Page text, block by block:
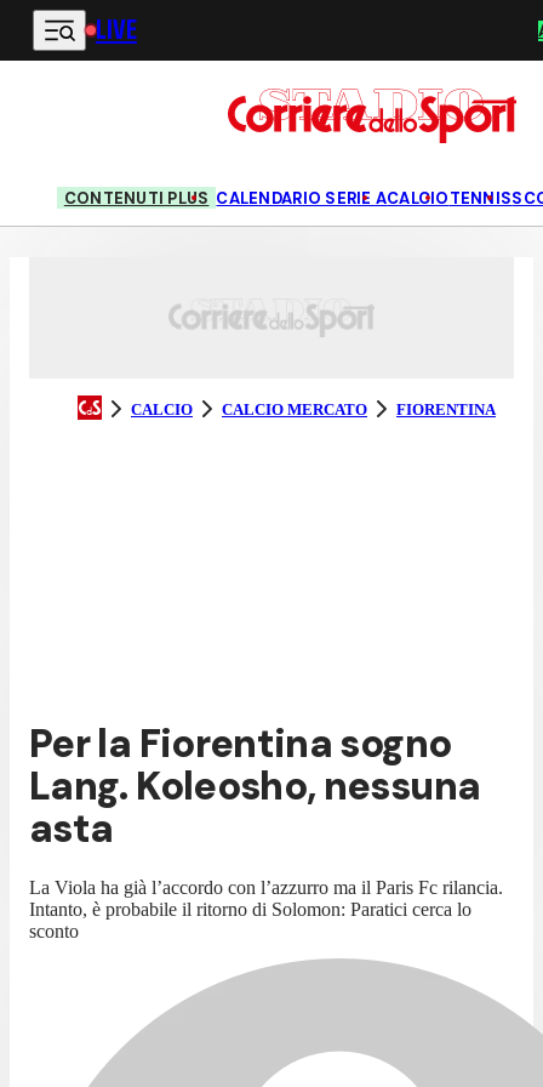
Vai al contenuto principale
LIVE
CONTENUTI PLUS CALENDARIO SERIE ACALCIOTENNIS
CALCIO CALCIO MERCATO FIORENTINA
Per la Fiorentina sogno
Lang. Koleosho, nessuna
asta
La Viola ha già l’accordo con l’azzurro ma il Paris Fc rilancia.
Intanto, è probabile il ritorno di Solomon: Paratici cerca lo
sconto